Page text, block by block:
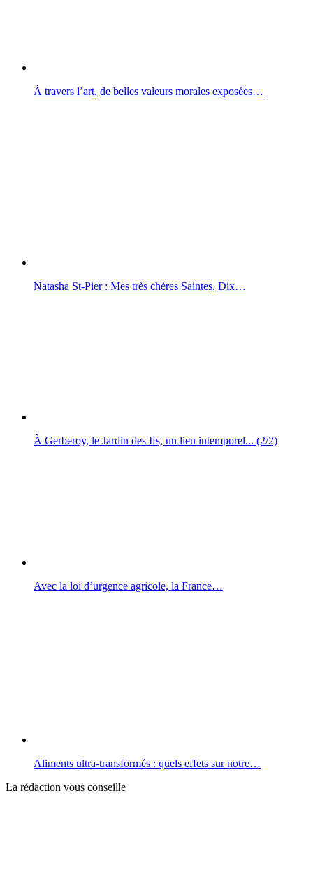
À travers l’art, de belles valeurs morales exposées…
Natasha St-Pier : Mes très chères Saintes, Dix…
À Gerberoy, le Jardin des Ifs, un lieu intemporel... (2/2)
Avec la loi d’urgence agricole, la France…
Aliments ultra-transformés : quels effets sur notre…
La rédaction vous conseille